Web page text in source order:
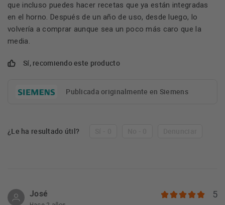
que incluso puedes hacer recetas que ya están integradas
en el horno. Después de un año de uso, desde luego, lo
volvería a comprar aunque sea un poco más caro que la
media.
Sí, recomiendo este producto
Publicada originalmente en Siemens
¿Le ha resultado útil?
José 5